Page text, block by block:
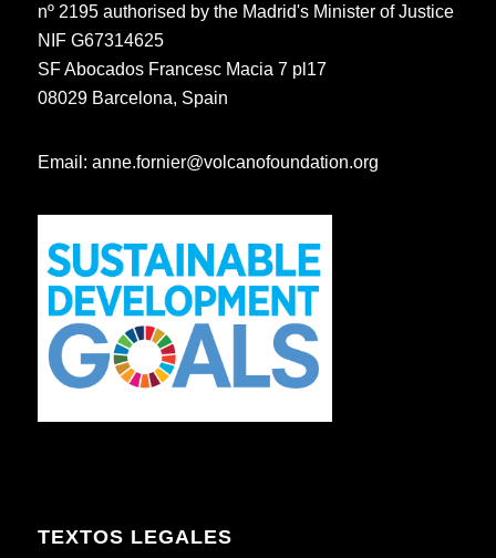
nº 2195 authorised by the Madrid's Minister of Justice
NIF G67314625
SF Abocados Francesc Macia 7 pl17
08029 Barcelona, Spain
Email: anne.fornier@volcanofoundation.org
TEXTOS LEGALES